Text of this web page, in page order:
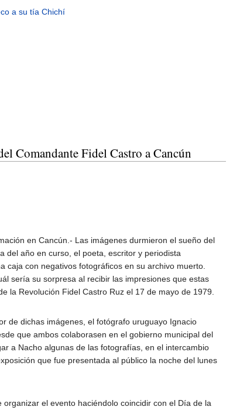
a su tía Chichí
Comandante Fidel Castro a Cancún
en Cancún.- Las imágenes durmieron el sueño del
del año en curso, el poeta, escritor y periodista
caja con negativos fotográficos en su archivo muerto.
sería su sorpresa al recibir las impresiones que estas
la Revolución Fidel Castro Ruz el 17 de mayo de 1979.
de dichas imágenes, el fotógrafo uruguayo Ignacio
que ambos colaborasen en el gobierno municipal del
a Nacho algunas de las fotografías, en el intercambio
que fue presentada al público la noche del lunes
el evento haciéndolo coincidir con el Día de la